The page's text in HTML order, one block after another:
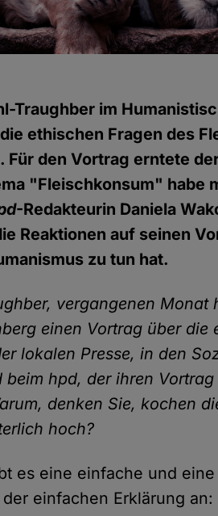
Traughber im
ethischen Fragen des
Für den Vortrag erntete
"Fleischkonsum" habe
-Redakteurin Daniela
Reaktionen auf seinen
zu tun hat.
vergangenen Monat
einen Vortrag über die
lokalen Presse, in den
hpd, der ihren
denken Sie, kochen
hoch?
es eine einfache und
einfachen Erklärung an: